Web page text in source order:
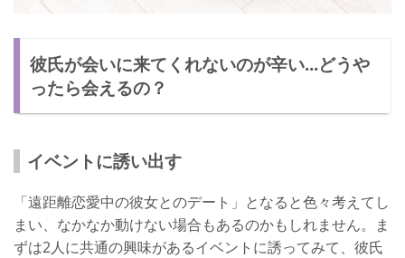
彼氏が会いに来てくれないのが辛い...どうや
ったら会えるの？
イベントに誘い出す
「遠距離恋愛中の彼女とのデート」となると色々考えてし
まい、なかなか動けない場合もあるのかもしれません。ま
ずは2人に共通の興味があるイベントに誘ってみて、彼氏